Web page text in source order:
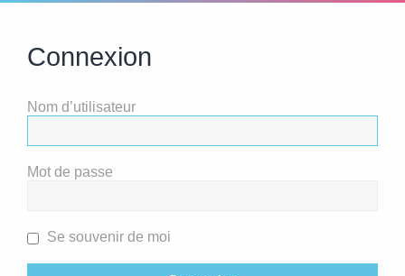
Connexion
Nom d’utilisateur
Mot de passe
Se souvenir de moi